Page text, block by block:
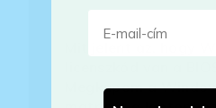
Megkapom a